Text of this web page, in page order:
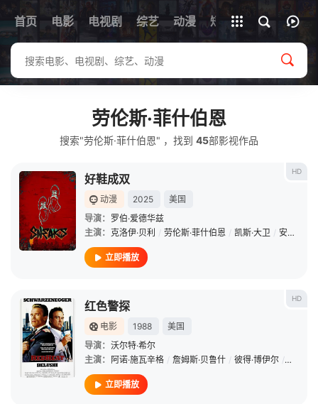
首页 电影 电视剧 综艺 动漫 短剧
全部影片
劳伦斯·菲什伯恩
搜索"劳伦斯·菲什伯恩" ，找到 45部影视作品
HD
好鞋成双
动漫 2025
美国
导演： 罗伯·爱德华兹
主演： 克洛伊·贝利 / 劳伦斯·菲什伯恩 / 凯斯·大卫 / 安东尼·麦凯
立即播放
HD
红色警探
电影 1988
美国
导演： 沃尔特·希尔
主演： 阿诺·施瓦辛格 / 詹姆斯·贝鲁什 / 彼得·博伊尔 / 吉娜·格
立即播放